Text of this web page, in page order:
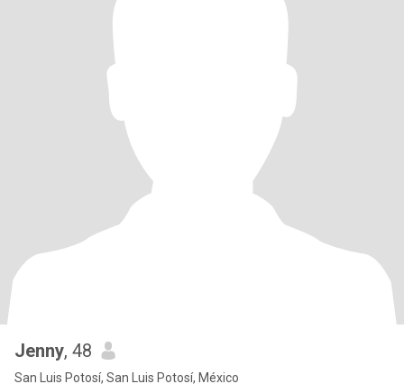
Jenny, 48
San Luis Potosí, San Luis Potosí, México